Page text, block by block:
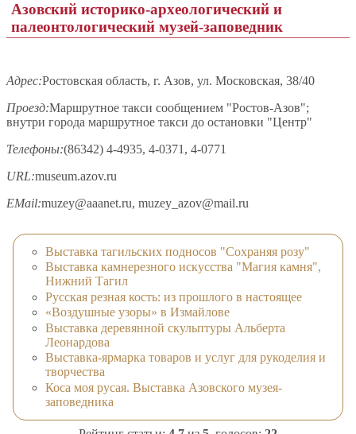
Азовский историко-археологический и
палеонтологический музей-заповедник
Адрес:Ростовская область, г. Азов, ул. Московская, 38/40
Проезд:Маршрутное такси сообщением "Ростов-Азов";
внутри города маршрутное такси до остановки "Центр"
Телефоны:(86342) 4-4935, 4-0371, 4-0771
URL:museum.azov.ru
EMail:muzey@aaanet.ru, muzey_azov@mail.ru
Выставка тагильских подносов "Сохраняя розу"
Выставка камнерезного искусства "Магия камня",
Нижний Тагил
Русская резная кость: из прошлого в настоящее
«Воздушные узоры» в Измайлове
Выставка деревянной скульптуры Альберта
Леонардова
Выставка-ярмарка товаров и услуг для рукоделия и
творчества
Коса моя русая. Выставка Азовского музея-
заповедника